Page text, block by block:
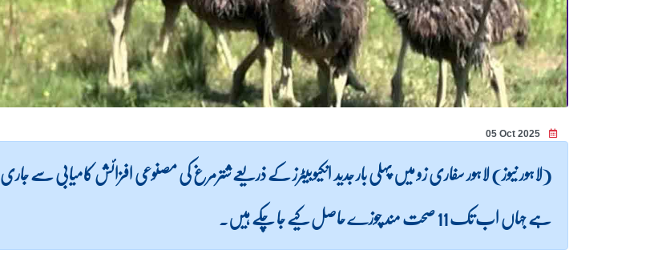
05 Oct 2025
(لاہور نیوز) لاہور سفاری زو میں پہلی بار جدید انکیوبیٹرز کے ذریعے شترمرغ کی مصنوعی افزائش کامیابی سے جاری
ہے جہاں اب تک 11 صحت مند چوزے حاصل کیے جا چکے ہیں۔